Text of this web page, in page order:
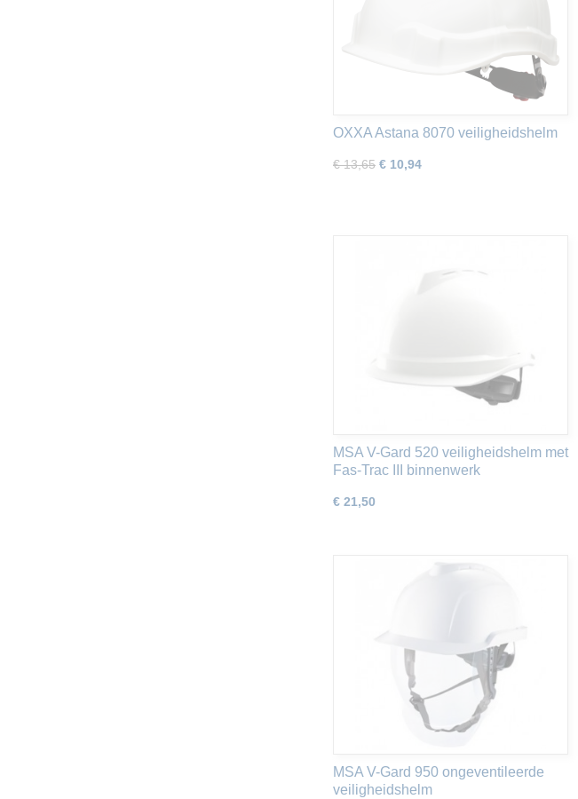
OXXA Astana 8070 veiligheidshelm
€ 13,65 € 10,94
MSA V-Gard 520 veiligheidshelm met
Fas-Trac III binnenwerk
€ 21,50
MSA V-Gard 950 ongeventileerde
veiligheidshelm